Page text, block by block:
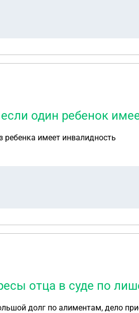
один ребенок
имеет инвалидность
отца в суде по
долг по алиментам, дело